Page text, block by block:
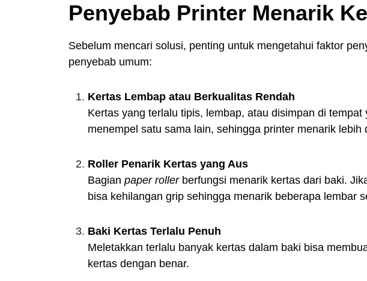
Penyebab Printer Menarik
Sebelum mencari solusi, penting untuk mengetahui faktor
penyebab umum:
Kertas Lembap atau Berkualitas Rendah
Kertas yang terlalu tipis, lembap, atau disimpan di tempat
menempel satu sama lain, sehingga printer menarik lebih
Roller Penarik Kertas yang Aus
Bagian paper rollerberfungsi menarik kertas dari baki.
bisa kehilangan grip sehingga menarik beberapa lembar
Baki Kertas Terlalu Penuh
Meletakkan terlalu banyak kertas dalam baki bisa
kertas dengan benar.